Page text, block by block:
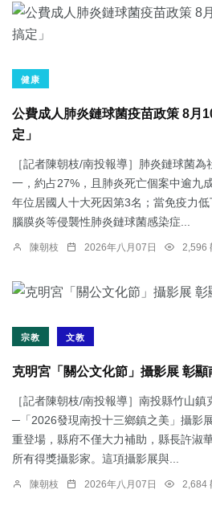
健康
公費成人肺炎鏈球菌疫苗政策 8月
定」
［記者陳朝枝/南投報導］肺炎鏈球菌
一，約占27%，且肺炎死亡個案中逾九
年位居國人十大死因第3名；當免疫力低
腦膜炎等侵襲性肺炎鏈球菌感染症...
陳朝枝 2026年八月07日 2,596
宗教 文教
克明宮「關公文化節」攝影展 彰
［記者陳朝枝/南投報導］南投縣竹山
─「2026發現南投十三鄉鎮之美」攝影
重登場，縣府不僅大力補助，縣長許淑
所有得獎攝影家。這項攝影展與...
陳朝枝 2026年八月07日 2,684